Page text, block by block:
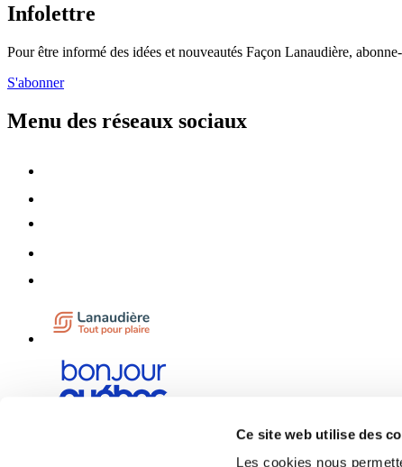
Ce site web utilise des
Les cookies nous
Infolettre
Pour être informé des idées et nouveautés Façon Lanaudière,
S'abonner
Menu des réseaux sociaux